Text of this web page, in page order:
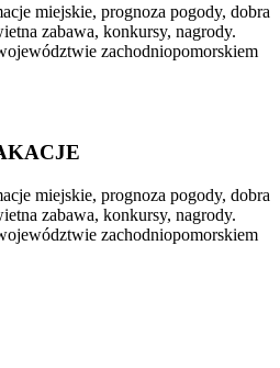
miejskie, prognoza pogody, dobra
zabawa, konkursy, nagrody.
zachodniopomorskiem
miejskie, prognoza pogody, dobra
zabawa, konkursy, nagrody.
zachodniopomorskiem